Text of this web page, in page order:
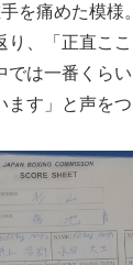
を痛めた模様
り、「正直こ
では一番くら
す」と声をつ